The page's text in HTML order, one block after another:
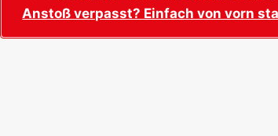
Anstoß verpasst? Einfach von vorn